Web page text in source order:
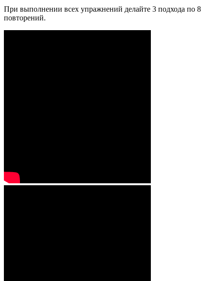
При выполнении всех упражнений делайте 3 подхода по 8
повторений.